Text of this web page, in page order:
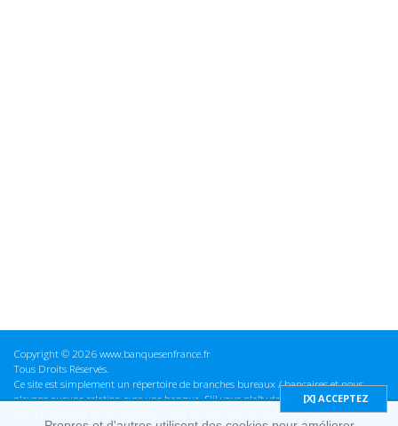
Copyright © 2026 www.banquesenfrance.fr
Tous Droits Réservés.
Ce site est simplement un répertoire de branches bureaux / bancaires et nous
n'avons aucune relation avec une banque. S'il vous plaît vérifier ces informations
avant d'effectuer toute opération, nous ne sommes pas responsables des erreurs